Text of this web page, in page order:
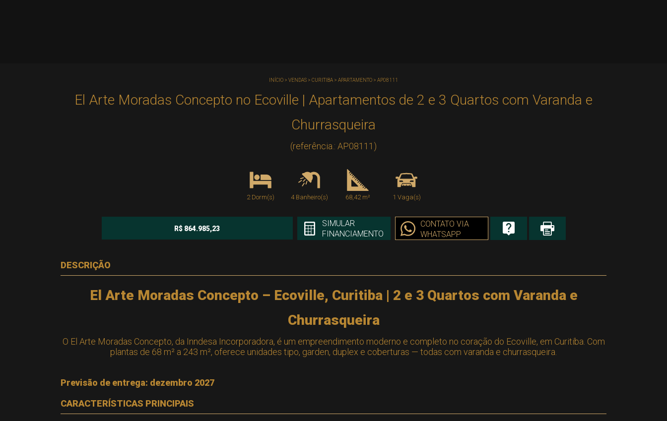
INÍCIO > VENDAS > CURITIBA > APARTAMENTO > AP08111
El Arte Moradas Concepto no Ecoville | Apartamentos de 2 e 3 Quartos com Varanda e
Churrasqueira
(referência.: AP08111)
2 Dorm(s) 4 Banheiro(s) 68,42 m² 1 Vaga(s)
R$ 864.985,23
SIMULAR
FINANCIAMENTO
CONTATO VIA
WHATSAPP
DESCRIÇÃO
El Arte Moradas Concepto – Ecoville, Curitiba | 2 e 3 Quartos com Varanda e
Churrasqueira
O El Arte Moradas Concepto, da Inndesa Incorporadora, é um empreendimento moderno e completo no coração do Ecoville, em Curitiba. Com
plantas de 68 m² a 243 m², oferece unidades tipo, garden, duplex e coberturas — todas com varanda e churrasqueira.
Previsão de entrega: dezembro 2027
CARACTERÍSTICAS PRINCIPAIS